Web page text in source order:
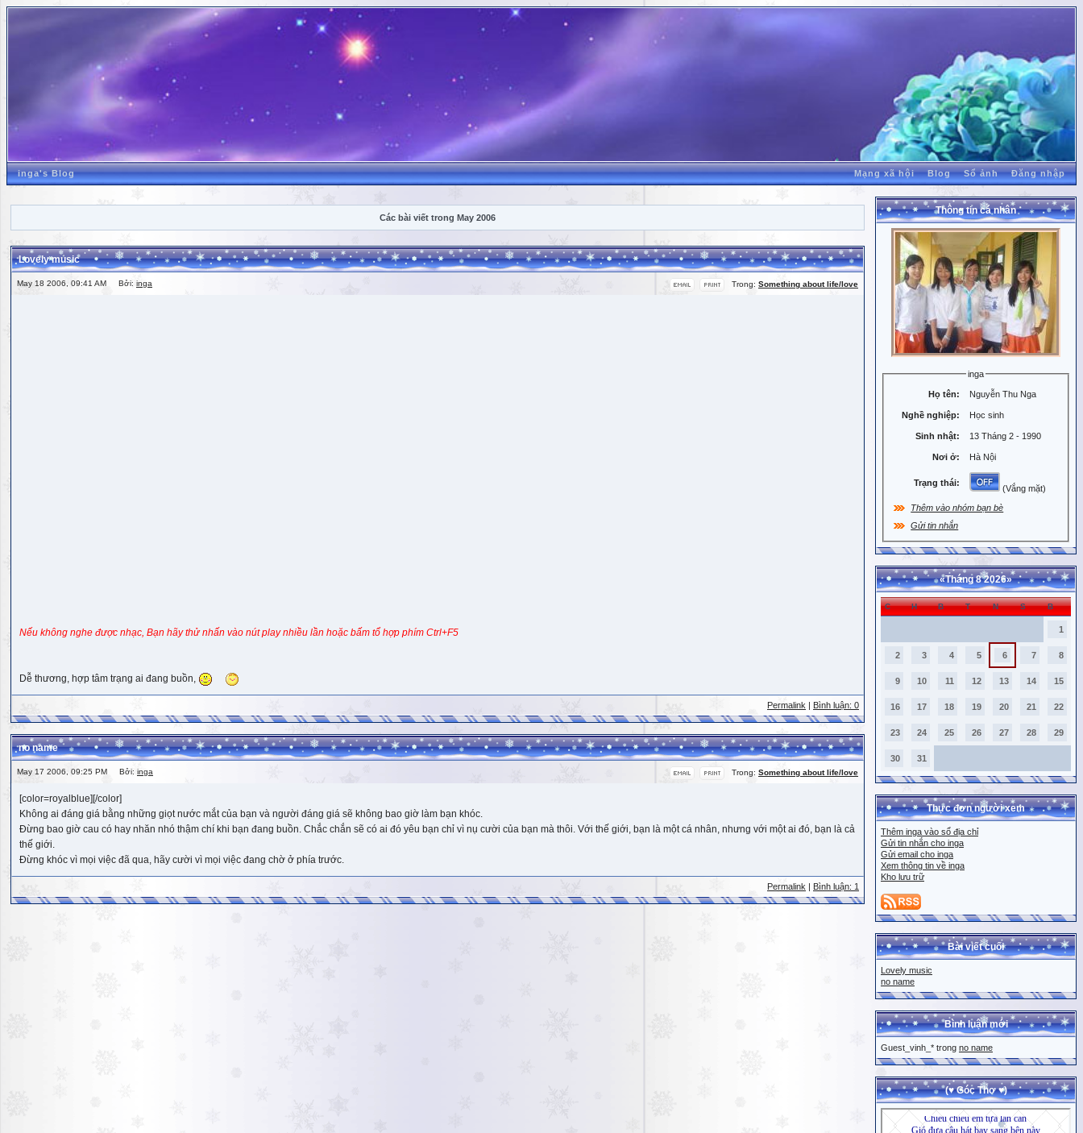
inga's Blog Mạng xã hội Blog Sổ ảnh Đăng nhập
Các bài viết trong May 2006
Lovely music
Trong: Something about life/love
May 18 2006, 09:41 AM Bởi: inga
Nếu không nghe được nhạc, Bạn hãy thử nhấn vào nút play nhiều lần hoặc bấm tổ hợp phím Ctrl+F5
Dễ thương, hợp tâm trạng ai đang buồn,
Permalink Bình luận: 0
no name
Trong: Something about life/love
May 17 2006, 09:25 PM Bởi: inga
[color=royalblue][/color]
Không ai đáng giá bằng những giọt nước mắt của bạn và người đáng giá sẽ không bao giờ làm bạn khóc.
Đừng bao giờ cau có hay nhăn nhó thậm chí khi bạn đang buồn. Chắc chắn sẽ có ai đó yêu bạn chỉ vì nụ cười của bạn mà thôi. Với thế giới, bạn là một cá nhân, nhưng với một ai đó, bạn là cả
thế giới.
Đừng khóc vì mọi việc đã qua, hãy cười vì mọi việc đang chờ ở phía trước.
Permalink Bình luận: 1
Thông tin cá nhân
inga
Họ tên: Nguyễn Thu Nga
Nghề nghiệp: Học sinh
Sinh nhật: 13 Tháng 2 - 1990
Nơi ở: Hà Nội
Trạng thái:
(Vắng mặt)
Thêm vào nhóm bạn bè
Gửi tin nhắn
«Tháng 8 2026»
C H B T N S B
1
2 3 4 5 6 7 8
9 10 11 12 13 14 15
16 17 18 19 20 21 22
23 24 25 26 27 28 29
30 31
Thực đơn người xem
Thêm inga vào sổ địa chỉ
Gửi tin nhắn cho inga
Gửi email cho inga
Xem thông tin về inga
Kho lưu trữ
Bài viết cuối
Lovely music
no name
Bình luận mới
Guest_vinh_* trong no name
(♥ Góc Thơ ♥)